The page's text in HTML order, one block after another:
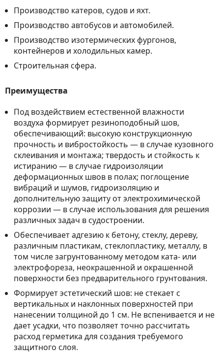
Производство катеров, судов и яхт.
Производство автобусов и автомобилей.
Производство изотермических фургонов,
контейнеров и холодильных камер.
Строительная сфера.
Преимущества
Под воздействием естественной влажности
воздуха формируeт резиноподобный шов,
обеспечивающий: высокую конструкционную
прочность и вибростойкость — в случае кузовного
склеивания и монтажа; твердость и стойкость к
истиранию — в случае гидроизоляции
деформационных швов в полах; поглощение
вибраций и шумов, гидроизоляцию и
дополнительную защиту от электрохимической
коррозии — в случае использования для решения
различных задач в судостроении.
Обеспечивает адгезию к бетону, стеклу, дереву,
различным пластикам, стеклопластику, металлу, в
том числе загрунтованному методом ката- или
электрофореза, неокрашенной и окрашенной
поверхности без предварительного грунтования.
Формирует эстетический шов: не стекает с
вертикальных и наклонных поверхностей при
нанесении толщиной до 1 см. Не вспенивается и не
дает усадки, что позволяет точно рассчитать
расход герметика для создания требуемого
защитного слоя.